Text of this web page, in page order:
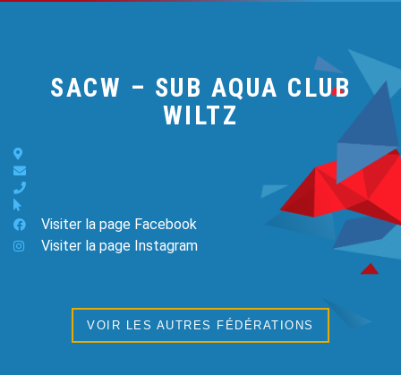
SACW – SUB AQUA CLUB
WILTZ
Visiter la page Facebook
Visiter la page Instagram
VOIR LES AUTRES FÉDÉRATIONS